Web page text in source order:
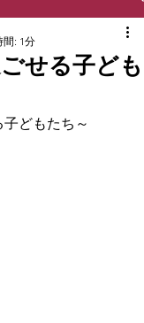
せる子ども
間: 1分
どもたち～